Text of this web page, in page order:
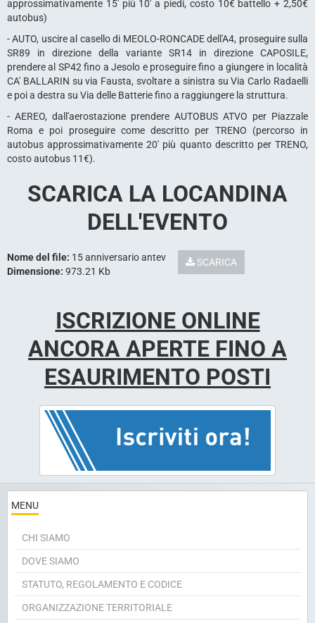
approssimativamente 15' più 10' a piedi, costo 10€ battello + 2,50€
autobus)
- AUTO, uscire al casello di MEOLO-RONCADE dell'A4, proseguire sulla
SR89 in direzione della variante SR14 in direzione CAPOSILE,
prendere al SP42 fino a Jesolo e proseguire fino a giungere in località
CA' BALLARIN su via Fausta, svoltare a sinistra su Via Carlo Radaelli
e poi a destra su Via delle Batterie fino a raggiungere la struttura.
- AEREO, dall'aerostazione prendere AUTOBUS ATVO per Piazzale
Roma e poi proseguire come descritto per TRENO (percorso in
autobus approssimativamente 20' più quanto descritto per TRENO,
costo autobus 11€).
SCARICA LA LOCANDINA
DELL'EVENTO
Nome del file: 15 anniversario antev
Dimensione: 973.21 Kb
SCARICA
ISCRIZIONE ONLINE
ANCORA APERTE FINO A
ESAURIMENTO POSTI
MENU
CHI SIAMO
DOVE SIAMO
STATUTO, REGOLAMENTO E CODICE
ORGANIZZAZIONE TERRITORIALE